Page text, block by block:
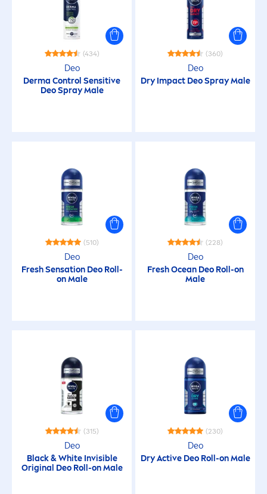
Anti-Transpirant-Schutz
Bärtige Haut
Belebend
Beruhigt extrem trockene, zu Juckreiz
neigende Haut
Biologisch abbaubare Formel
Bräune aktivierend
Energiespendend
Erfrischend
Feuchtigkeitsspendend
(434)
Deo
Derma Control Sensitive
Deo Spray Male
(360)
Deo
Dry Impact Deo Spray Male
(510)
Deo
Fresh SensationDeo Roll-
on Male
(228)
Deo
FreshOcean Deo Roll-on
Male
(315)
Deo
Black&WhiteInvisible
Original Deo Roll-on Male
(230)
Deo
DryActiveDeo Roll-on Male